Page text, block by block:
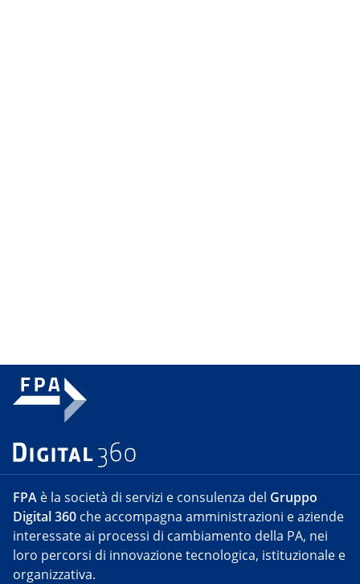
FPA è la società di servizi e consulenza del Gruppo
Digital 360 che accompagna amministrazioni e aziende
interessate ai processi di cambiamento della PA, nei
loro percorsi di innovazione tecnologica, istituzionale e
organizzativa.